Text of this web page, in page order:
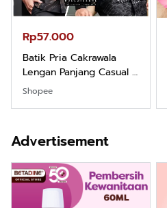
Rp57.000
Batik Pria Cakrawala
Lengan Panjang Casual -
Kemeja Batik Pria
Santai Slimfit Formal
Shopee
Advertisement